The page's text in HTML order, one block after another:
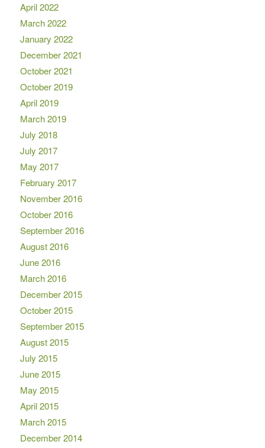
April 2022
March 2022
January 2022
December 2021
October 2021
October 2019
April 2019
March 2019
July 2018
July 2017
May 2017
February 2017
November 2016
October 2016
September 2016
August 2016
June 2016
March 2016
December 2015
October 2015
September 2015
August 2015
July 2015
June 2015
May 2015
April 2015
March 2015
December 2014